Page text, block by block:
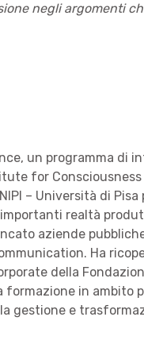
negli argomenti
un programma
for Consciousness
– Università di
realtà
aziende
Ha
della
in
gestione e